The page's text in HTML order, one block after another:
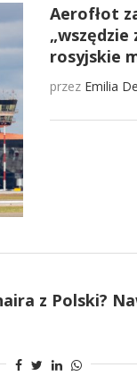
Aerofłot
„wszędzie
rosyjskie
przez Emilia
z Polski?